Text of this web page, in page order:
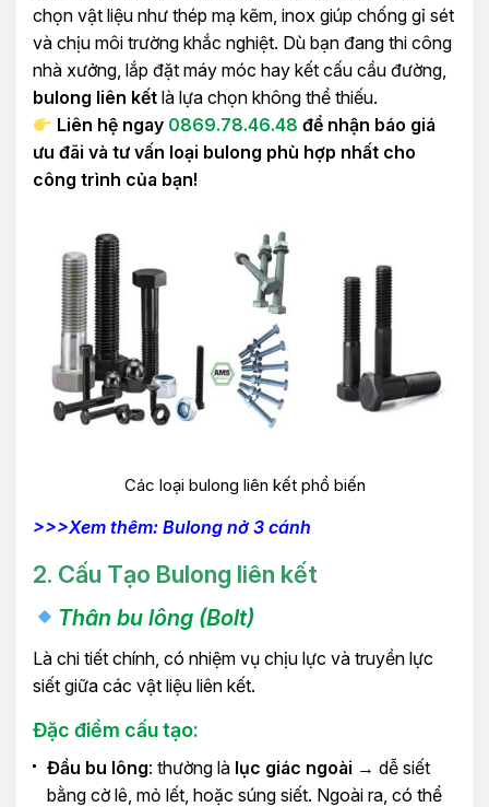
chọn vật liệu như thép mạ kẽm, inox giúp chống gỉ sét
và chịu môi trường khắc nghiệt. Dù bạn đang thi công
nhà xưởng, lắp đặt máy móc hay kết cấu cầu đường,
bulong liên kết là lựa chọn không thể thiếu.
Liên hệ ngay 0869.78.46.48 để nhận báo giá
ưu đãi và tư vấn loại bulong phù hợp nhất cho
công trình của bạn!
Các loại bulong liên kết phổ biến
>>>Xem thêm: Bulong nở 3 cánh
2. Cấu Tạo Bulong liên kết
Thân bu lông (Bolt)
Là chi tiết chính, có nhiệm vụ chịu lực và truyền lực
siết giữa các vật liệu liên kết.
Đặc điểm cấu tạo:
Đầu bu lông: thường là lục giác ngoài → dễ siết
bằng cờ lê, mỏ lết, hoặc súng siết. Ngoài ra, có thể